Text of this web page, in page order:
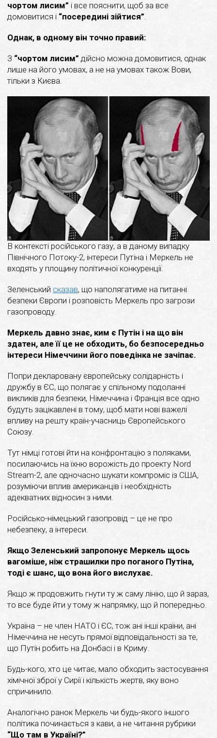
чортом лисим” і все пояснити, щоб за все
домовитися і “посередині зійтися”.
Однак, в одному він точно правий:
З “чортом лисим” дійсно можна домовитися, однак
лише на його умовах, а не на умовах також Вови,
тільки з Києва.
В контексті російського газу, а в даному випадку
Північного Потоку-2, інтереси Путіна і Меркель не
входять у площину політичної конкуренції.
Зеленський сказав, що наполягатиме на питанні
безпеки Європи і розповість Меркель про загрози
газопроводу.
Меркель давно знає, ким є Путін і на що він
здатен, але її це не обходить, бо безпосередньо
інтереси Німеччини його поведінка не зачіпає.
Попри декларовану європейську солідарність і
дружбу в ЄС, що полягає у спільному подоланні
викликів для безпеки, Німеччина і Франція все одно
будуть зацікавлені в тому, щоб мати нові важелі
впливу на решту країн-учасниць Європейського
Союзу.
Тут німці готові йти на конфронтацію з поляками,
посилаючись на їхню ворожість до проекту Nord
Stream-2, але одночасно шукати компроміс із США,
розуміючи вплив американців і необхідність
адекватних відносин з ними.
Російсько-німецький газопровід – це не про
небезпеку, а інтереси.
Якщо Зеленський запропонує Меркель щось
вагоміше, ніж страшилки про поганого Путіна,
тоді є шанс, що вона його вислухає.
Якщо ж продовжить гнути ту ж саму лінію, що й зараз,
то все буде йти у тому ж напрямку, що й попередньо.
Україна – не член НАТО і ЄС, тож ані інші країни, ані
Німеччина не несуть прямої відповідальності за те,
що Путін робить на Донбасі і в Криму.
Будь-кого, хто це читає, мало обходить застосування
хімічної зброї у Сирії і кількість жертв, яку воно
спричинило.
Аналогічно ранок Меркель чи будь-якого іншого
політика починається з кави, а не читання рубрики
“Що там в Україні?”